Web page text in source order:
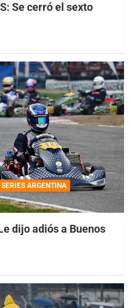
Se cerró el sexto
SERIES ARGENTINA
dijo adiós a Buenos